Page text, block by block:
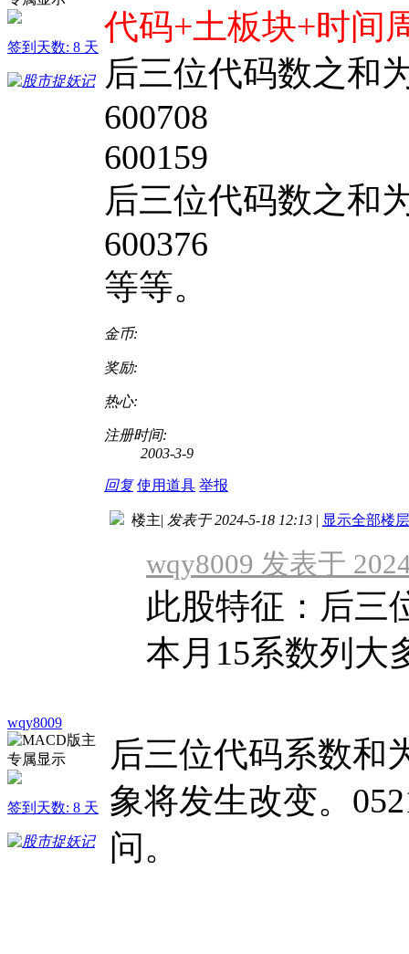
签到天数: 8 天
代码+土板块+时间
后三位代码数之和
600708
600159
后三位代码数之和
600376
等等。
金币:
奖励:
热心:
注册时间:
2003-3-9
回复 使用道具 举报
wqy8009
签到天数: 8 天
楼主| 发表于 2024-5-18 12:13 | 显示全部楼层
wqy8009 发表于
此股特征：后三
本月15系数列大
后三位代码系数和
象将发生改变。
问。